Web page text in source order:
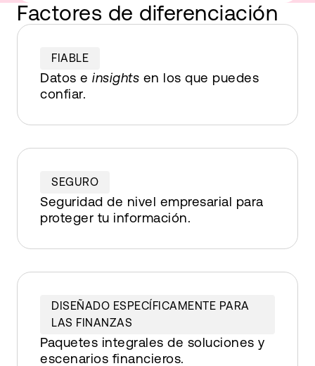
Factores de diferenciación
FIABLE
Datos e insights en los que puedes
confiar.
SEGURO
Seguridad de nivel empresarial para
proteger tu información.
DISEÑADO ESPECÍFICAMENTE PARA
LAS FINANZAS
Paquetes integrales de soluciones y
escenarios financieros.